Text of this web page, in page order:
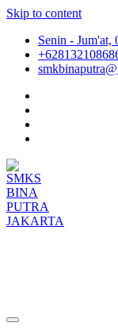
Skip to content
Senin -